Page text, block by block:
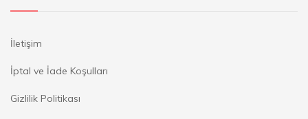
İletişim
İptal ve İade Koşulları
Gizlilik Politikası